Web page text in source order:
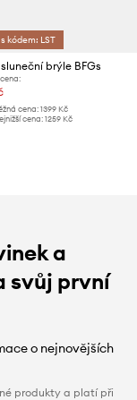
kódem: LST
brýle BFGs
cena: 1399 Kč
cena: 1259 Kč
a
svůj první
o nejnovějších
produkty a platí při